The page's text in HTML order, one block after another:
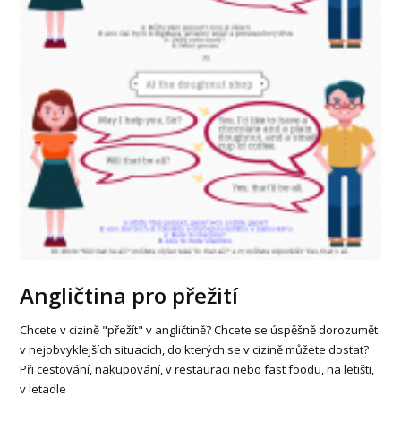
Angličtina pro přežití
Chcete v cizině "přežít" v angličtině? Chcete se úspěšně dorozumět
v nejobvyklejších situacích, do kterých se v cizině můžete dostat?
Při cestování, nakupování, v restauraci nebo fast foodu, na letišti,
v letadle